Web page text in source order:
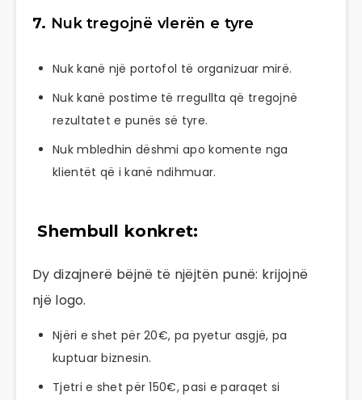
7. Nuk tregojnë vlerën e tyre
Nuk kanë një portofol të organizuar mirë.
Nuk kanë postime të rregullta që tregojnë
rezultatet e punës së tyre.
Nuk mbledhin dëshmi apo komente nga
klientët që i kanë ndihmuar.
Shembull konkret:
Dy dizajnerë bëjnë të njëjtën punë: krijojnë
një logo.
Njëri e shet për 20€, pa pyetur asgjë, pa
kuptuar biznesin.
Tjetri e shet për 150€, pasi e paraqet si